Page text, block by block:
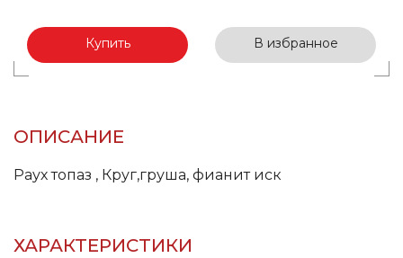
Купить В избранное
ОПИСАНИЕ
Раух топаз , Круг,груша, фианит иск
ХАРАКТЕРИСТИКИ